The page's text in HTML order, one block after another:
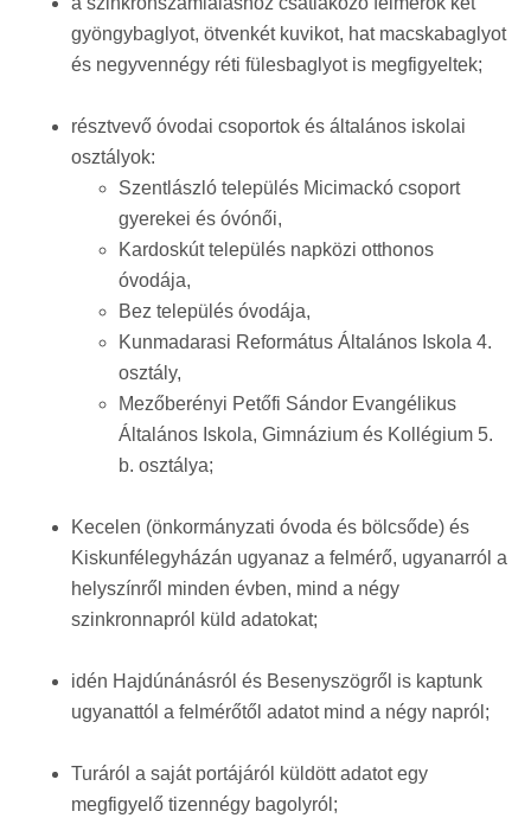
gyöngybaglyot, ötvenkét kuvikot, hat macskabaglyot
és negyvennégy réti fülesbaglyot is megfigyeltek;
résztvevő óvodai csoportok és általános iskolai
osztályok:
Szentlászló település Micimackó csoport
gyerekei és óvónői,
Kardoskút település napközi otthonos
óvodája,
Bez település óvodája,
Kunmadarasi Református Általános Iskola 4.
osztály,
Mezőberényi Petőfi Sándor Evangélikus
Általános Iskola, Gimnázium és Kollégium 5.
b. osztálya;
Kecelen (önkormányzati óvoda és bölcsőde) és
Kiskunfélegyházán ugyanaz a felmérő, ugyanarról a
helyszínről minden évben, mind a négy
szinkronnapról küld adatokat;
idén Hajdúnánásról és Besenyszögről is kaptunk
ugyanattól a felmérőtől adatot mind a négy napról;
Turáról a saját portájáról küldött adatot egy
megfigyelő tizennégy bagolyról;